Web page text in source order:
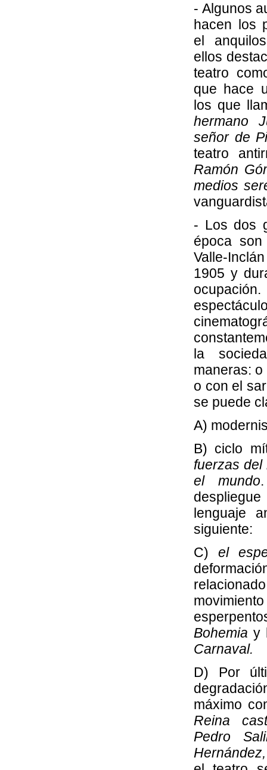
- Algunos
hacen los
el
ellos
teatro
que hace
los que
hermano
señor de
teatro
Ramón
medios
- Los dos
época son
Valle-
1905 y
la
maneras:
o con el
se puede
A)
B) ciclo
fuerzas del
el mundo
lenguaje
siguiente:
C) el
Bohemiay
Carnaval.
D) Por
máximo
Reina
Pedro